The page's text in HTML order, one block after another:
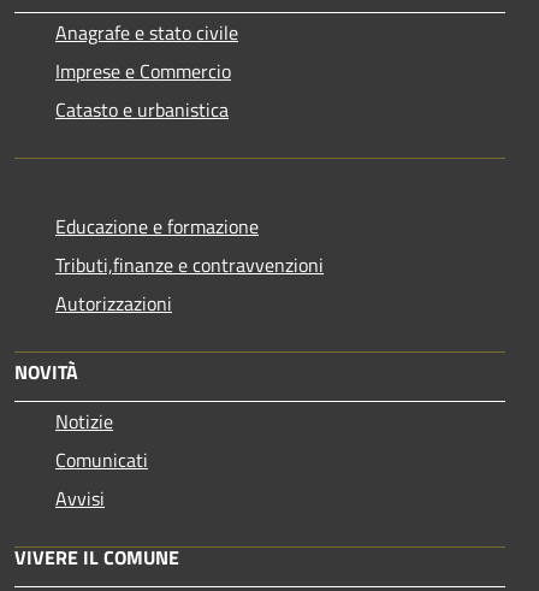
Anagrafe e stato civile
Imprese e Commercio
Catasto e urbanistica
Educazione e formazione
Tributi,finanze e contravvenzioni
Autorizzazioni
NOVITÀ
Notizie
Comunicati
Avvisi
VIVERE IL COMUNE